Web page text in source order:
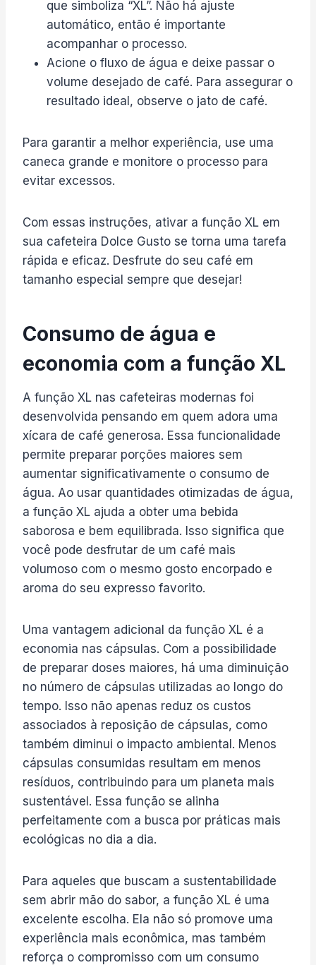
que simboliza “XL”. Não há ajuste
automático, então é importante
acompanhar o processo.
Acione o fluxo de água e deixe passar o
volume desejado de café. Para assegurar o
resultado ideal, observe o jato de café.
Para garantir a melhor experiência, use uma
caneca grande e monitore o processo para
evitar excessos.
Com essas instruções, ativar a função XL em
sua cafeteira Dolce Gusto se torna uma tarefa
rápida e eficaz. Desfrute do seu café em
tamanho especial sempre que desejar!
Consumo de água e
economia com a função XL
A função XL nas cafeteiras modernas foi
desenvolvida pensando em quem adora uma
xícara de café generosa. Essa funcionalidade
permite preparar porções maiores sem
aumentar significativamente o consumo de
água. Ao usar quantidades otimizadas de água,
a função XL ajuda a obter uma bebida
saborosa e bem equilibrada. Isso significa que
você pode desfrutar de um café mais
volumoso com o mesmo gosto encorpado e
aroma do seu expresso favorito.
Uma vantagem adicional da função XL é a
economia nas cápsulas. Com a possibilidade
de preparar doses maiores, há uma diminuição
no número de cápsulas utilizadas ao longo do
tempo. Isso não apenas reduz os custos
associados à reposição de cápsulas, como
também diminui o impacto ambiental. Menos
cápsulas consumidas resultam em menos
resíduos, contribuindo para um planeta mais
sustentável. Essa função se alinha
perfeitamente com a busca por práticas mais
ecológicas no dia a dia.
Para aqueles que buscam a sustentabilidade
sem abrir mão do sabor, a função XL é uma
excelente escolha. Ela não só promove uma
experiência mais econômica, mas também
reforça o compromisso com um consumo